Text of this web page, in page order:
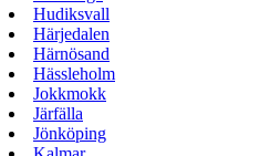
Hudiksvall
Härjedalen
Härnösand
Hässleholm
Jokkmokk
Järfälla
Jönköping